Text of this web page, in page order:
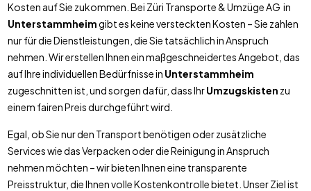
Kosten auf Sie zukommen. Bei Züri Transporte & Umzüge AG in
Unterstammheimgibt es keine versteckten Kosten – Sie zahlen
nur für die Dienstleistungen, die Sie tatsächlich in Anspruch
nehmen. Wir erstellen Ihnen ein maßgeschneidertes Angebot, das
auf Ihre individuellen Bedürfnisse in Unterstammheim
zugeschnitten ist, und sorgen dafür, dass IhrUmzugskisten zu
einem fairen Preis durchgeführt wird.
Egal, ob Sie nur den Transport benötigen oder zusätzliche
Services wie das Verpacken oder die Reinigung in Anspruch
nehmen möchten – wir bieten Ihnen eine transparente
Preisstruktur, die Ihnen volle Kostenkontrolle bietet. Unser Ziel ist